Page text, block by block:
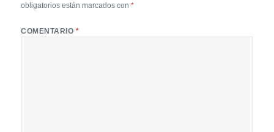
obligatorios están marcados con*
COMENTARIO *